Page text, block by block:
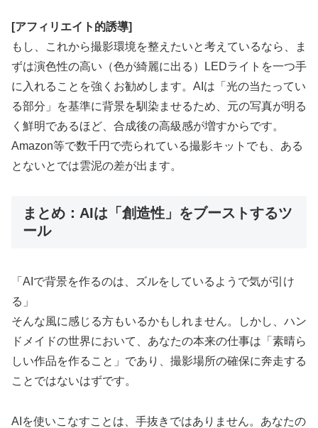
[アフィリエイト的誘導]
もし、これから撮影環境を整えたいと考えているなら、ま
ずは演色性の高い（色が綺麗に出る）LEDライトを一つ手
に入れることを強くお勧めします。AIは「光の当たってい
る部分」を基準に背景を馴染ませるため、元の写真が明る
く鮮明であるほど、合成後の高級感が増すからです。
Amazon等で数千円で売られている撮影キットでも、ある
とないとでは雲泥の差が出ます。
まとめ：AIは「創造性」をブーストするツ
ール
「AIで背景を作るのは、ズルをしているようで気が引け
る」
そんな風に感じる方もいるかもしれません。しかし、ハン
ドメイドの世界において、あなたの本来の仕事は「素晴ら
しい作品を作ること」であり、撮影場所の確保に奔走する
ことではないはずです。
AIを使いこなすことは、手抜きではありません。あなたの